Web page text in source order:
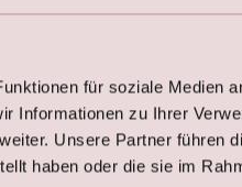
für soziale Medien
Informationen zu Ihrer
Unsere Partner führen
haben oder die sie im